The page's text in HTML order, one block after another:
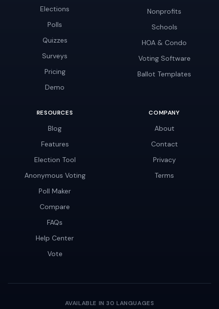
Elections
Polls
Quizzes
Surveys
Pricing
Demo
Nonprofits
Schools
HOA & Condo
Voting Software
Ballot Templates
RESOURCES
Blog
Features
Election Tool
Anonymous Voting
Poll Maker
Compare
FAQs
Help Center
Vote
COMPANY
About
Contact
Privacy
Terms
AVAILABLE IN 30 LANGUAGES